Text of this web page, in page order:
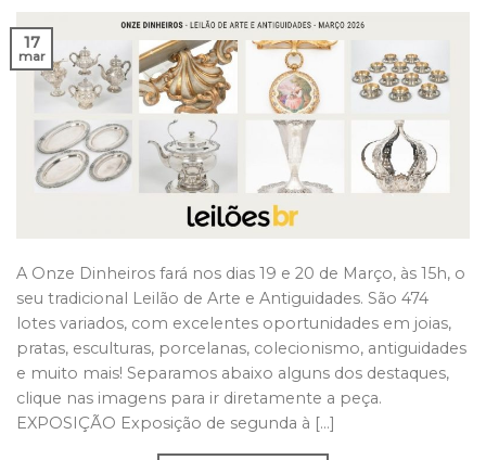
17
mar
A Onze Dinheiros fará nos dias 19 e 20 de Março, às 15h, o
seu tradicional Leilão de Arte e Antiguidades. São 474
lotes variados, com excelentes oportunidades em joias,
pratas, esculturas, porcelanas, colecionismo, antiguidades
e muito mais! Separamos abaixo alguns dos destaques,
clique nas imagens para ir diretamente a peça.
EXPOSIÇÃO Exposição de segunda à […]